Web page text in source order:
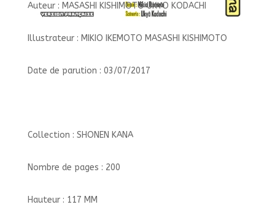
Auteur : MASASHI KISHIMOTO UKYO KODACHI
Illustrateur : MIKIO IKEMOTO MASASHI KISHIMOTO
Date de parution : 03/07/2017
Collection : SHONEN KANA
Nombre de pages : 200
Hauteur : 117 MM